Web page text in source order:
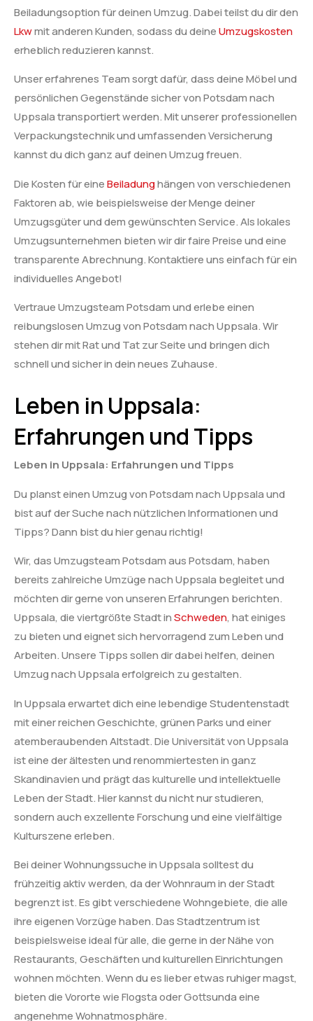
Beiladungsoption für deinen Umzug. Dabei teilst du dir den
Lkwmit anderen Kunden, sodass du deineUmzugskosten
erheblich reduzieren kannst.
Unser erfahrenes Team sorgt dafür, dass deine Möbel und
persönlichen Gegenstände sicher von Potsdam nach
Uppsala transportiert werden. Mit unserer professionellen
Verpackungstechnik und umfassenden Versicherung
kannst du dich ganz auf deinen Umzug freuen.
Die Kosten für eineBeiladunghängen von verschiedenen
Faktoren ab, wie beispielsweise der Menge deiner
Umzugsgüter und dem gewünschten Service. Als lokales
Umzugsunternehmen bieten wir dir faire Preise und eine
transparente Abrechnung. Kontaktiere uns einfach für ein
individuelles Angebot!
Vertraue Umzugsteam Potsdam und erlebe einen
reibungslosen Umzug von Potsdam nach Uppsala. Wir
stehen dir mit Rat und Tat zur Seite und bringen dich
schnell und sicher in dein neues Zuhause.
Leben in Uppsala:
Erfahrungen und Tipps
Leben in Uppsala: Erfahrungen und Tipps
Du planst einen Umzug von Potsdam nach Uppsala und
bist auf der Suche nach nützlichen Informationen und
Tipps? Dann bist du hier genau richtig!
Wir, das Umzugsteam Potsdam aus Potsdam, haben
bereits zahlreiche Umzüge nach Uppsala begleitet und
möchten dir gerne von unseren Erfahrungen berichten.
Uppsala, die viertgrößte Stadt inSchweden, hat einiges
zu bieten und eignet sich hervorragend zum Leben und
Arbeiten. Unsere Tipps sollen dir dabei helfen, deinen
Umzug nach Uppsala erfolgreich zu gestalten.
In Uppsala erwartet dich eine lebendige Studentenstadt
mit einer reichen Geschichte, grünen Parks und einer
atemberaubenden Altstadt. Die Universität von Uppsala
ist eine der ältesten und renommiertesten in ganz
Skandinavien und prägt das kulturelle und intellektuelle
Leben der Stadt. Hier kannst du nicht nur studieren,
sondern auch exzellente Forschung und eine vielfältige
Kulturszene erleben.
Bei deiner Wohnungssuche in Uppsala solltest du
frühzeitig aktiv werden, da der Wohnraum in der Stadt
begrenzt ist. Es gibt verschiedene Wohngebiete, die alle
ihre eigenen Vorzüge haben. Das Stadtzentrum ist
beispielsweise ideal für alle, die gerne in der Nähe von
Restaurants, Geschäften und kulturellen Einrichtungen
wohnen möchten. Wenn du es lieber etwas ruhiger magst,
bieten die Vororte wie Flogsta oder Gottsunda eine
angenehme Wohnatmosphäre.